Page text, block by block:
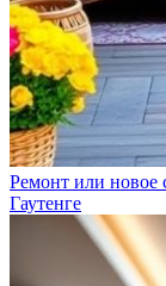
Ремонт или новое
Гаутенге